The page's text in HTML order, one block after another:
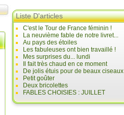
Liste D'articles
C'est le Tour de France féminin !
La neuvième fable de notre livret...
Au pays des étoiles
Les fabuleuses ont bien travaillé !
Mes surprises du... lundi
Il fait très chaud en ce moment
De jolis étuis pour de beaux ciseaux
Petit goûter
Deux bricolettes
FABLES CHOISIES : JUILLET